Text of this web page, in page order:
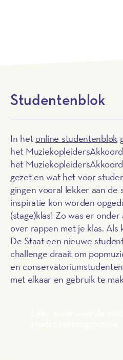
Studentenblok
In het online studentenblok
het
het
gezet en wat het voor
gingen vooral lekker aan de
inspiratie kon worden
(stage)klas! Zo was er
over rappen met je klas.
De Staat een nieuwe
challenge draait om
en
met elkaar en gebruik te